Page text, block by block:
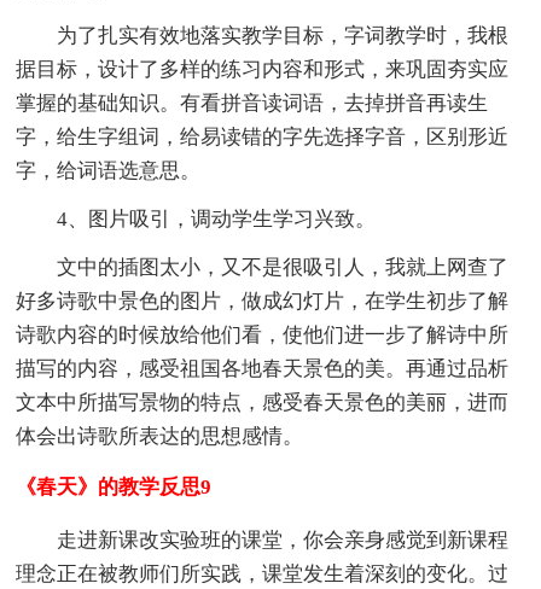
为了扎实有效地落实教学目标，字词教学时，我根
据目标，设计了多样的练习内容和形式，来巩固夯实应
掌握的基础知识。有看拼音读词语，去掉拼音再读生
字，给生字组词，给易读错的字先选择字音，区别形近
字，给词语选意思。
4、图片吸引，调动学生学习兴致。
文中的插图太小，又不是很吸引人，我就上网查了
好多诗歌中景色的图片，做成幻灯片，在学生初步了解
诗歌内容的时候放给他们看，使他们进一步了解诗中所
描写的内容，感受祖国各地春天景色的美。再通过品析
文本中所描写景物的特点，感受春天景色的美丽，进而
体会出诗歌所表达的思想感情。
《春天》的教学反思9
走进新课改实验班的课堂，你会亲身感觉到新课程
理念正在被教师们所实践，课堂发生着深刻的变化。过